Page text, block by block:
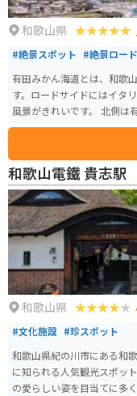
和歌山県
#絶景スポット #絶景ロード
有田みかん海道とは、和歌
す。ロードサイドにはイタ
風景がきれいです。 北側は有田市街から遠景は和歌山市方面、南側は湯浅湾
から紀伊水道を望めます。
和歌山電鐵 貴志駅
和歌山県
#文化施設 #珍スポット
和歌山県紀の川市にある和
に知られる人気観光スポッ
の愛らしい姿を目当てに多